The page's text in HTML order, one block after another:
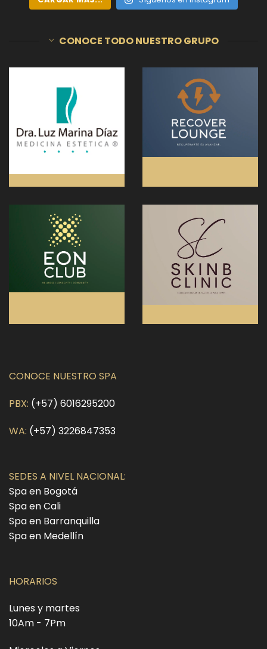
CONOCE TODO NUESTRO GRUPO
CONOCE NUESTRO SPA
PBX: (+57) 6016295200
WA: (+57) 3226847353
SEDES A NIVEL NACIONAL:
Spa en Bogotá
Spa en Cali
Spa en Barranquilla
Spa en Medellín
HORARIOS
Lunes y martes
10Am - 7Pm